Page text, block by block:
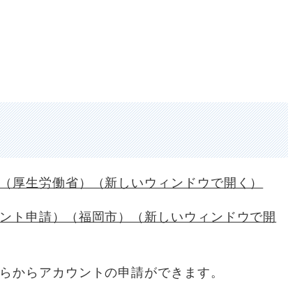
厚生労働省）（新しいウィンドウで開く）
ト申請）（福岡市）（新しいウィンドウで開
らアカウントの申請ができます。